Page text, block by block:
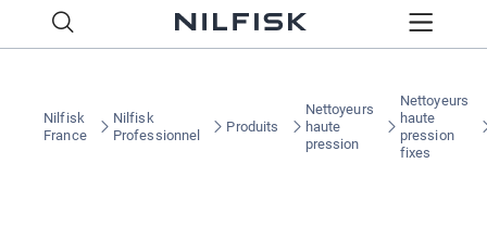
Nilfisk
France
Nilfisk
Professionnel
Produits
Nettoyeurs
haute
pression
Nettoyeurs
haute
pression
fixes